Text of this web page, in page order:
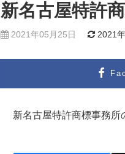
新名古屋特許
2021年05月25日 2021
新名古屋特許商標事務所